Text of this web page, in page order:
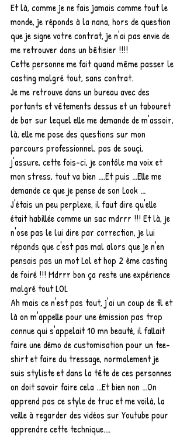
Et là, comme je ne fais jamais comme tout le
monde, je réponds à la nana, hors de question
que je signe votre contrat, je n'ai pas envie de
me retrouver dans un bêtisier !!!!
Cette personne me fait quand même passer le
casting malgré tout, sans contrat.
Je me retrouve dans un bureau avec des
portants et vêtements dessus et un tabouret
de bar sur lequel elle me demande de m'assoir,
là, elle me pose des questions sur mon
parcours professionnel, pas de souçi,
j'assure, cette fois-ci, je contôle ma voix et
mon stress, tout va bien ....Et puis ...Elle me
demande ce que je pense de son Look ...
J'étais un peu perplexe, il faut dire qu'elle
était habillée comme un sac mdrrr !!! Et là, je
n'ose pas le lui dire par correction, je lui
réponds que c'est pas mal alors que je n'en
pensais pas un mot Lol et hop 2 ème casting
de foiré !!! Mdrrr bon ça reste une expérience
malgré tout LOL
Ah mais ce n'est pas tout, j'ai un coup de fil et
là on m'appelle pour une émission pas trop
connue qui s'appelait 10 mn beauté, il fallait
faire une démo de customisation pour un tee-
shirt et faire du tressage, normalement je
suis styliste et dans la tête de ces personnes
on doit savoir faire cela ...Et bien non ...On
apprend pas ce style de truc et me voilà, la
veille à regarder des vidéos sur Youtube pour
apprendre cette technique....